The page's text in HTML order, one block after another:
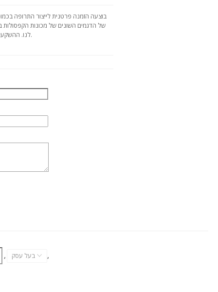
בוצעה הזמנה פרטנית לייצור התרופה
של הדגמים השונים של מכונות הקפסולות
לנו. ההשקעה שלנו התגשמה. תודה על משלוח מהיר.
, בעל עסק ,